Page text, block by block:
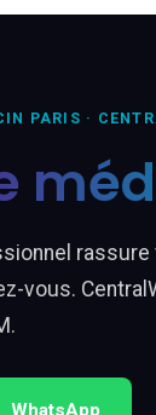
PARIS ·
vous.
WhatsApp